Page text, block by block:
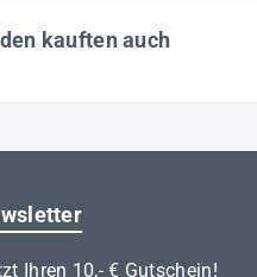
kauften auch
Ihren 10,- € Gutschein!